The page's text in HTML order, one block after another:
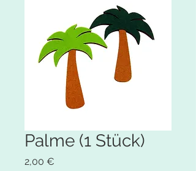
Palme (1 Stück)
2,00 €